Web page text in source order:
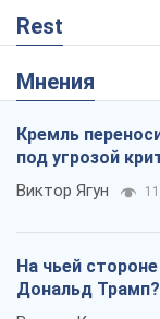
Rest
Мнения
Кремль
под угрозой
Виктор Ягун
На чьей
Дональд Трамп?